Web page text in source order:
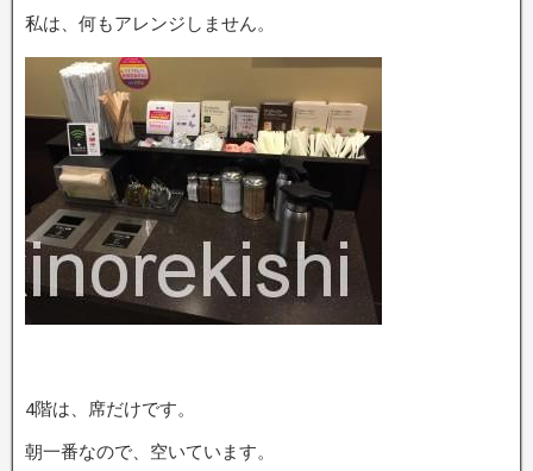
私は、何もアレンジしません。
4階は、席だけです。
朝一番なので、空いています。